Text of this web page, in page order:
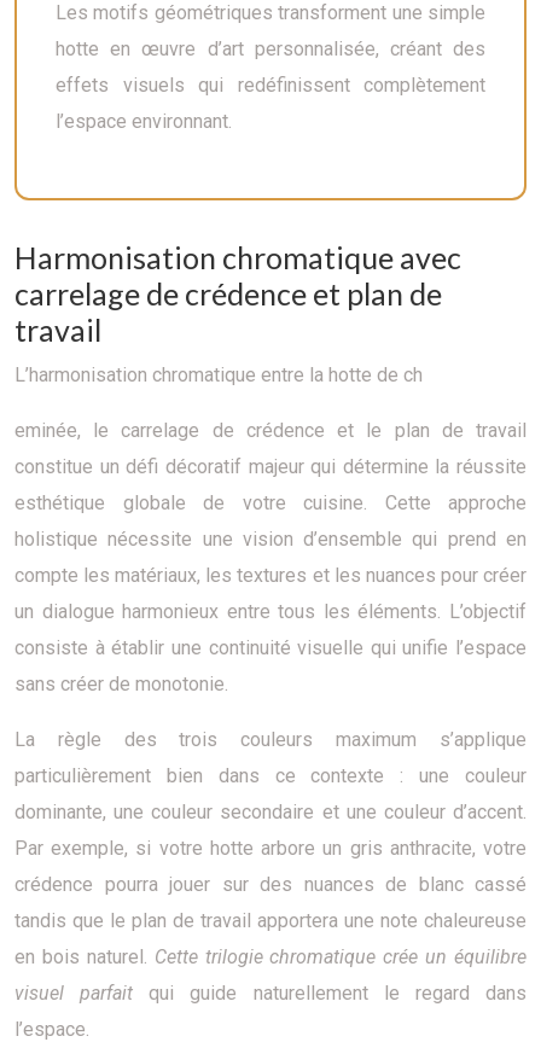
Les motifs géométriques transforment une simple
hotte en œuvre d’art personnalisée, créant des
effets visuels qui redéfinissent complètement
l’espace environnant.
Harmonisation chromatique avec
carrelage de crédence et plan de
travail
L’harmonisation chromatique entre la hotte de ch
eminée, le carrelage de crédence et le plan de travail
constitue un défi décoratif majeur qui détermine la réussite
esthétique globale de votre cuisine. Cette approche
holistique nécessite une vision d’ensemble qui prend en
compte les matériaux, les textures et les nuances pour créer
un dialogue harmonieux entre tous les éléments. L’objectif
consiste à établir une continuité visuelle qui unifie l’espace
sans créer de monotonie.
La règle des trois couleurs maximum s’applique
particulièrement bien dans ce contexte : une couleur
dominante, une couleur secondaire et une couleur d’accent.
Par exemple, si votre hotte arbore un gris anthracite, votre
crédence pourra jouer sur des nuances de blanc cassé
tandis que le plan de travail apportera une note chaleureuse
en bois naturel. Cette trilogie chromatique crée un équilibre
visuel parfait qui guide naturellement le regard dans
l’espace.